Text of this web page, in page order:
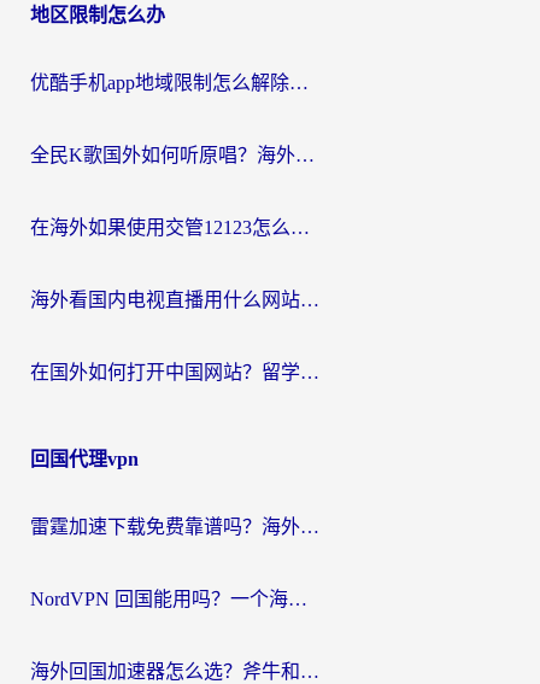
地区限制怎么办
优酷手机app地域限制怎么解除？海外党亲测有效的追剧方案
全民K歌国外如何听原唱？海外党亲测有效的回国加速器选择指南
在海外如果使用交管12123怎么处理？留学生亲测有效的回国加速方案
海外看国内电视直播用什么网站比较好？一篇解决你所有追剧难题的实用指南
在国外如何打开中国网站？留学生与海外华人的无缝访问指南
回国代理vpn
雷霆加速下载免费靠谱吗？海外党选回国加速器的避坑指南（附热门工具对比）
NordVPN 回国能用吗？一个海外用户必须面对的真实困境
海外回国加速器怎么选？斧牛和海龟哪个好？一篇帮你避开坑的实用指南